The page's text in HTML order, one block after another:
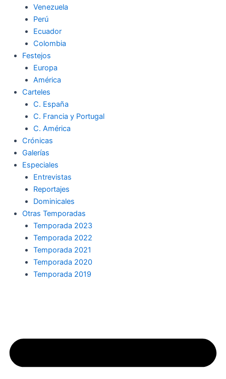
k
Venezuela
Perú
Ecuador
Colombia
Festejos
Europa
América
Carteles
C. España
C. Francia y Portugal
C. América
Crónicas
Galerías
Especiales
Entrevistas
Reportajes
Dominicales
Otras Temporadas
Temporada 2023
Temporada 2022
Temporada 2021
Temporada 2020
Temporada 2019